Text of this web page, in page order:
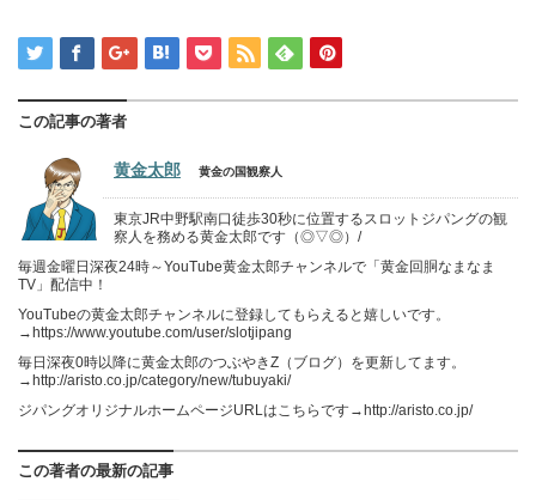
この記事の著者
黄金太郎 黄金の国観察人
東京JR中野駅南口徒歩30秒に位置するスロットジパングの観
察人を務める黄金太郎です（◎▽◎）/
毎週金曜日深夜24時～YouTube黄金太郎チャンネルで「黄金回胴なまなま
TV」配信中！
YouTubeの黄金太郎チャンネルに登録してもらえると嬉しいです。
→https://www.youtube.com/user/slotjipang
毎日深夜0時以降に黄金太郎のつぶやきZ（ブログ）を更新してます。
→http://aristo.co.jp/category/new/tubuyaki/
ジパングオリジナルホームページURLはこちらです→http://aristo.co.jp/
この著者の最新の記事